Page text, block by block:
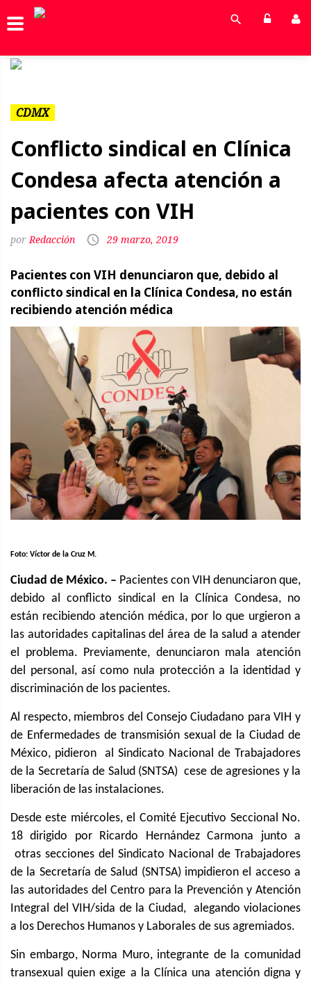
CDMX
Conflicto sindical en Clínica
Condesa afecta atención a
pacientes con VIH
Redacción 29 marzo, 2019
Pacientes con VIH denunciaron que, debido al
conflicto sindical en la Clínica Condesa, no están
recibiendo atención médica
Foto: Víctor de la Cruz M.
Ciudad de México. – Pacientes con VIH denunciaron que,
debido al conflicto sindical en la Clínica Condesa, no
están recibiendo atención médica, por lo que urgieron a
las autoridades capitalinas del área de la salud a atender
el problema. Previamente, denunciaron mala atención
del personal, así como nula protección a la identidad y
discriminación de los pacientes.
Al respecto, miembros del Consejo Ciudadano para VIH y
de Enfermedades de transmisión sexual de la Ciudad de
México, pidieron al Sindicato Nacional de Trabajadores
de la Secretaría de Salud (SNTSA) cese de agresiones y la
liberación de las instalaciones.
Desde este miércoles, el Comité Ejecutivo Seccional No.
18 dirigido por Ricardo Hernández Carmona junto a
otras secciones del Sindicato Nacional de Trabajadores
de la Secretaría de Salud (SNTSA) impidieron el acceso a
las autoridades del Centro para la Prevención y Atención
Integral del VIH/sida de la Ciudad, alegando violaciones
a los Derechos Humanos y Laborales de sus agremiados.
Sin embargo, Norma Muro, integrante de la comunidad
transexual quien exige a la Clínica una atención digna y